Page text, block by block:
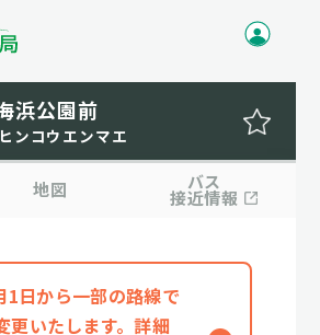
浜公園前
ンコウエンマエ
地図 バス
接近情報
1日から一部の路線で
更いたします。詳細